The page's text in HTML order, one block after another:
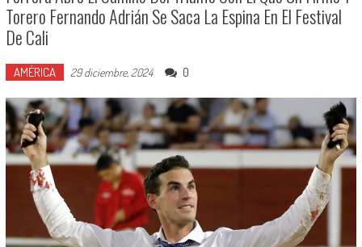
Torero Fernando Adrián Se Saca La Espina En El Festival
De Cali
AMÉRICA 29 diciembre, 2024 0